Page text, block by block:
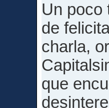
Un poco
de
charla,
que